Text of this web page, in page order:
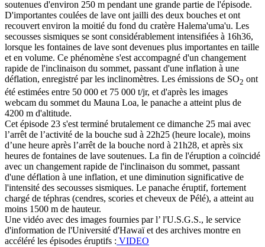
soutenues d'environ 250 m pendant une grande partie de l'épisode.
D'importantes coulées de lave ont jailli des deux bouches et ont
recouvert environ la moitié du fond du cratère Halema'uma'u. Les
secousses sismiques se sont considérablement intensifiées à 16h36,
lorsque les fontaines de lave sont devenues plus importantes en taille
et en volume. Ce phénomène s'est accompagné d'un changement
rapide de l'inclinaison du sommet, passant d'une inflation à une
déflation, enregistré par les inclinomètres. Les émissions de SO2 ont
été estimées entre 50 000 et 75 000 t/jr, et d'après les images
webcam du sommet du Mauna Loa, le panache a atteint plus de
4200 m d'altitude.
Cet épisode 23 s'est terminé brutalement ce dimanche 25 mai avec
l’arrêt de l’activité de la bouche sud à 22h25 (heure locale), moins
d’une heure après l’arrêt de la bouche nord à 21h28, et après six
heures de fontaines de lave soutenues. La fin de l'éruption a coïncidé
avec un changement rapide de l'inclinaison du sommet, passant
d'une déflation à une inflation, et une diminution significative de
l'intensité des secousses sismiques. Le panache éruptif, fortement
chargé de téphras (cendres, scories et cheveux de Pélé), a atteint au
moins 1500 m de hauteur.
Une vidéo avec des images fournies par l’ l'U.S.G.S., le service
d'information de l'Université d'Hawaï et des archives montre en
accéléré les épisodes éruptifs : VIDEO